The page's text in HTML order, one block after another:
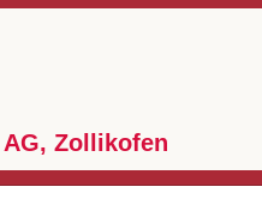
Zollikofen